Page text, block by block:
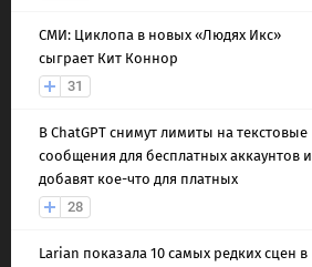
СМИ: Циклопа в новых «Людях Икс»
сыграет Кит Коннор
31
В ChatGPT снимут лимиты на текстовые
сообщения для бесплатных аккаунтов и
добавят кое-что для платных
28
Larian показала 10 самых редких сцен в